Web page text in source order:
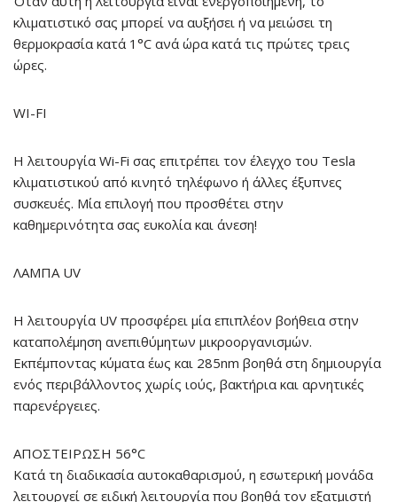
κλιματιστικό σας μπορεί να αυξήσει ή να μειώσει τη
θερμοκρασία κατά 1°C ανά ώρα κατά τις πρώτες τρεις
ώρες.
WI-FI
Η λειτουργία Wi-Fi σας επιτρέπει τον έλεγχο του Tesla
κλιματιστικού από κινητό τηλέφωνο ή άλλες έξυπνες
συσκευές. Μία επιλογή που προσθέτει στην
καθημερινότητα σας ευκολία και άνεση!
ΛΑΜΠΑ UV
Η λειτουργία UV προσφέρει μία επιπλέον βοήθεια στην
καταπολέμηση ανεπιθύμητων μικροοργανισμών.
Εκπέμποντας κύματα έως και 285nm βοηθά στη δημιουργία
ενός περιβάλλοντος χωρίς ιούς, βακτήρια και αρνητικές
παρενέργειες.
ΑΠΟΣΤΕΙΡΩΣΗ 56°C
Κατά τη διαδικασία αυτοκαθαρισμού, η εσωτερική μονάδα
λειτουργεί σε ειδική λειτουργία που βοηθά τον εξατμιστή